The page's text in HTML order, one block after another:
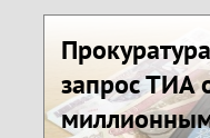
запрос ТИА